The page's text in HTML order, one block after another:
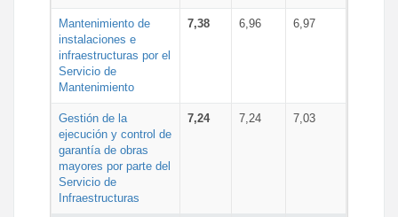
Mantenimiento de
instalaciones e
infraestructuras por el
Servicio de
Mantenimiento
7,38 6,96 6,97
Gestión de la
ejecución y control de
garantía de obras
mayores por parte del
Servicio de
Infraestructuras
7,24 7,24 7,03